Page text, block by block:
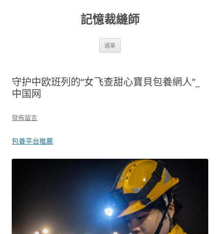
記憶裁縫師
選單
守护中欧班列的“女飞查甜心寶貝包養網人”_
中国网
發佈留言
包養平台推薦